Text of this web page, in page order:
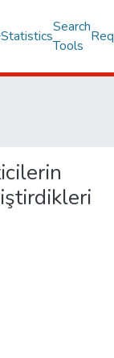
Statistics
Search
Tools